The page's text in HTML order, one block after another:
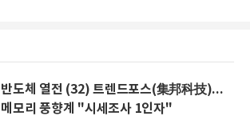
반도체 열전 (32) 트렌드포스(集邦科技)...
메모리 풍향계 "시세조사 1인자"